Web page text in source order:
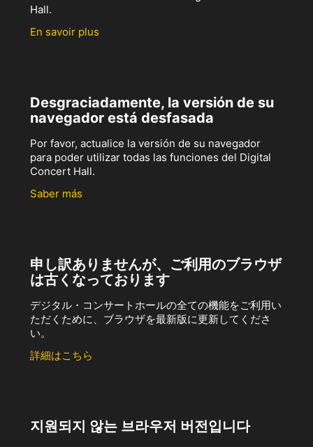
Hall.
En savoir plus
Desgraciadamente, la versión de su
navegador está desfasada
Por favor, actualice la versión de su navegador
para poder utilizar todas las funciones del Digital
Concert Hall.
Saber más
申し訳ありませんが、ご利用のブラウザ
は古くなっております
デジタル・コンサートホールの全ての機能をご利用い
ただくために、ブラウザを最新版に更新してくださ
い。
詳細はこちら
지원되지 않는 브라우저 버전입니다